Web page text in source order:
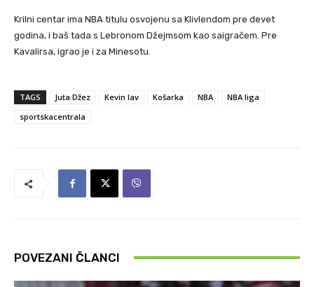
Krilni centar ima NBA titulu osvojenu sa Klivlendom pre devet
godina, i baš tada s Lebronom Džejmsom kao saigračem. Pre
Kavalirsa, igrao je i za Minesotu.
TAGS Juta Džez Kevin lav Košarka NBA
NBA liga
sportskacentrala
POVEZANI ČLANCI